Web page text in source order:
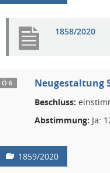
1858/2020
Ö 6 Neugestaltung
Beschluss:
Abstimmung: Ja:
1859/2020